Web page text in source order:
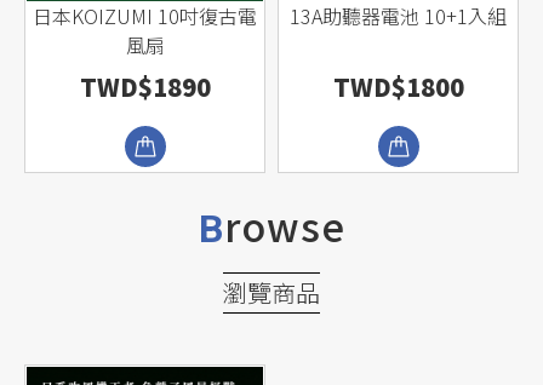
日本KOIZUMI 10吋復古電
風扇
TWD$1890
13A助聽器電池 10+1入組
TWD$1800
Browse
瀏覽商品